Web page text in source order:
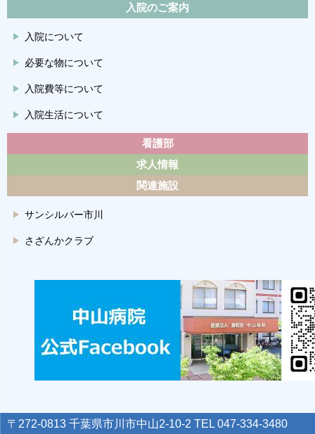
入院のご案内
入院について
必要な物について
入院費等について
入院生活について
看護部
求人情報
関連施設
サンシルバー市川
さざんかクラブ
〒272-0813 千葉県市川市中山2-10-2 TEL 047-334-3480